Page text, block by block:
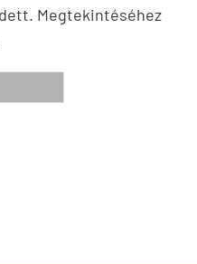
Megtekintéséhez